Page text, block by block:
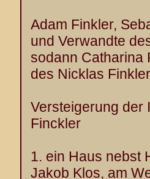
Adam Finkler,
und Verwandte
sodann Catharina
des Nicklas
Versteigerung der
Finckler
1. ein Haus nebst
Jakob Klos, am